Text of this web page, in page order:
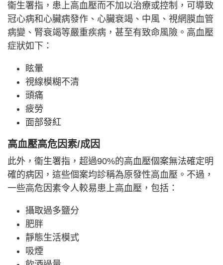
衞生署指，患上高血壓而不加以治療或控制，可導致
冠心病和心臟病發作、心臟衰竭、中風、視網膜血管
病變、腎衰竭等嚴重疾病，甚至有致命風險。高血壓
症狀如下：
眩暈
視線模糊不清
頭痛
疲勞
面部發紅
高血壓高危因素/成因
此外，衞生署指，超過90%的高血壓個案無法確定明
確的病因，這些個案均診稱為原發性高血壓。不過，
一些高危因素令人較易患上高血壓，包括：
攝取過多鹽分
肥胖
靜態生活模式
吸煙